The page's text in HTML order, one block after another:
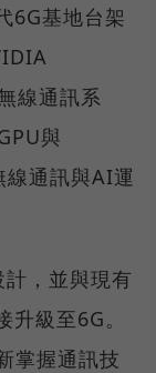
6G基地台架
線通訊系
與
通訊與AI運
，並與現有
級至6G。
掌握通訊技